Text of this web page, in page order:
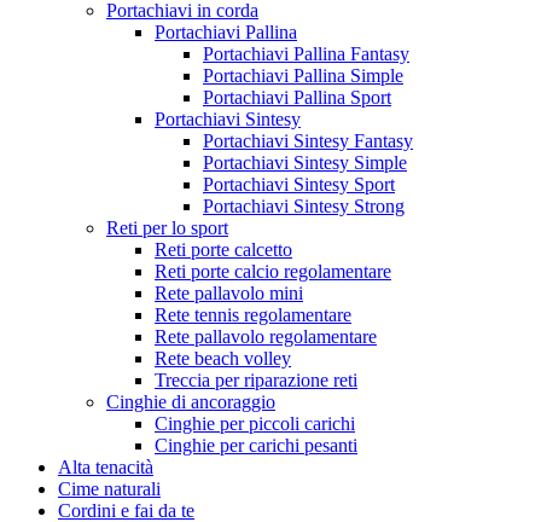
Portachiavi in corda
Portachiavi Pallina
Portachiavi Pallina Fantasy
Portachiavi Pallina Simple
Portachiavi Pallina Sport
Portachiavi Sintesy
Portachiavi Sintesy Fantasy
Portachiavi Sintesy Simple
Portachiavi Sintesy Sport
Portachiavi Sintesy Strong
Reti per lo sport
Reti porte calcetto
Reti porte calcio regolamentare
Rete pallavolo mini
Rete tennis regolamentare
Rete pallavolo regolamentare
Rete beach volley
Treccia per riparazione reti
Cinghie di ancoraggio
Cinghie per piccoli carichi
Cinghie per carichi pesanti
Alta tenacità
Cime naturali
Cordini e fai da te